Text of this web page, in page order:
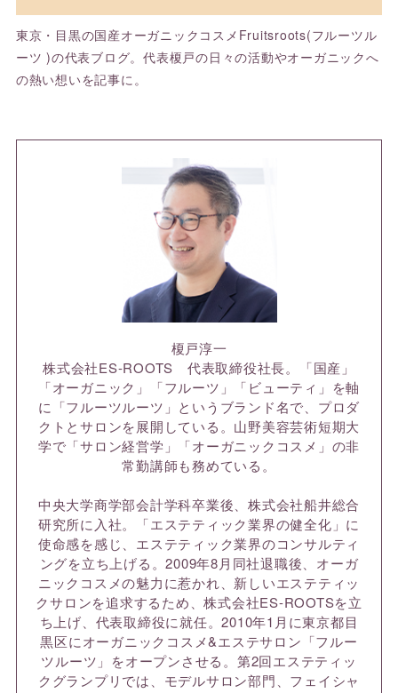
東京・目黒の国産オーガニックコスメFruitsroots(フルーツル
ーツ )の代表ブログ。代表榎戸の日々の活動やオーガニックへ
の熱い想いを記事に。
榎戸淳一
株式会社ES-ROOTS 代表取締役社長。「国産」
「オーガニック」「フルーツ」「ビューティ」を軸
に「フルーツルーツ」というブランド名で、プロダ
クトとサロンを展開している。山野美容芸術短期大
学で「サロン経営学」「オーガニックコスメ」の非
常勤講師も務めている。
中央大学商学部会計学科卒業後、株式会社船井総合
研究所に入社。「エステティック業界の健全化」に
使命感を感じ、エステティック業界のコンサルティ
ングを立ち上げる。2009年8月同社退職後、オーガ
ニックコスメの魅力に惹かれ、新しいエステティッ
クサロンを追求するため、株式会社ES-ROOTSを立
ち上げ、代表取締役に就任。2010年1月に東京都目
黒区にオーガニックコスメ&エステサロン「フルー
ツルーツ」をオープンさせる。第2回エステティッ
クグランプリでは、モデルサロン部門、フェイシャ